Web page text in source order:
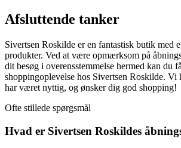
Afsluttende tanker
Sivertsen Roskilde er en fantastisk butik med
produkter. Ved at være opmærksom på
dit besøg i overensstemmelse hermed kan du
shoppingoplevelse hos Sivertsen Roskilde. Vi
har været nyttig, og ønsker dig god shopping!
Ofte stillede spørgsmål
Hvad er Sivertsen Roskildes